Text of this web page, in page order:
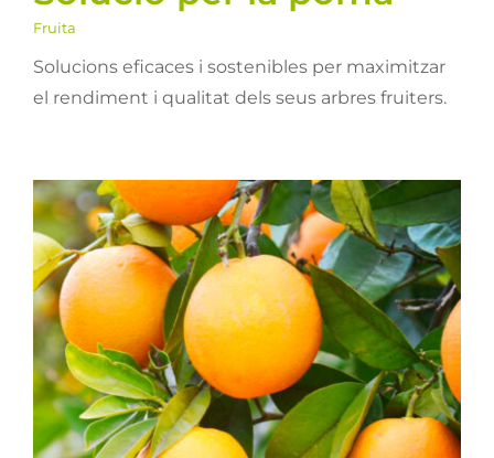
Fruita
Solucions eficaces i sostenibles per maximitzar
el rendiment i qualitat dels seus arbres fruiters.
Solució per cítrics
Fruita